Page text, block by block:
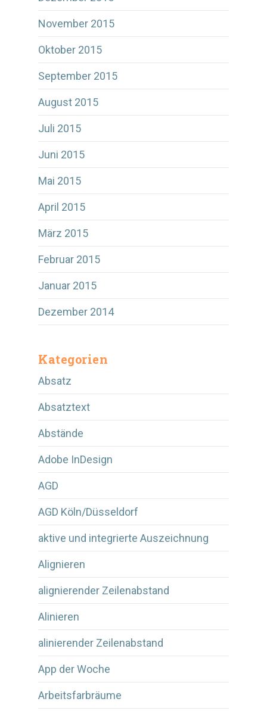
November 2015
Oktober 2015
September 2015
August 2015
Juli 2015
Juni 2015
Mai 2015
April 2015
März 2015
Februar 2015
Januar 2015
Dezember 2014
Kategorien
Absatz
Absatztext
Abstände
Adobe InDesign
AGD
AGD Köln/Düsseldorf
aktive und integrierte Auszeichnung
Alignieren
alignierender Zeilenabstand
Alinieren
alinierender Zeilenabstand
App der Woche
Arbeitsfarbräume